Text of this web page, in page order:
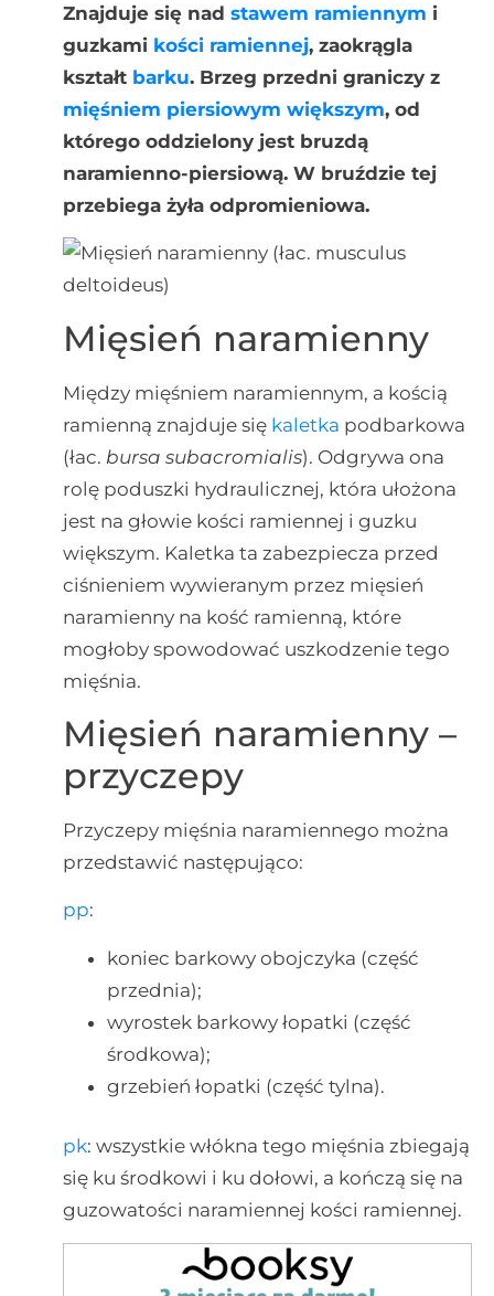
Znajduje się nad stawem ramiennym i
guzkami kości ramiennej, zaokrągla
kształt barku. Brzeg przedni graniczy z
mięśniem piersiowym większym, od
którego oddzielony jest bruzdą
naramienno-piersiową. W bruździe tej
przebiega żyła odpromieniowa.
Mięsień naramienny
Między mięśniem naramiennym, a kością
ramienną znajduje się kaletka podbarkowa
(łac. bursa subacromialis). Odgrywa ona
rolę poduszki hydraulicznej, która ułożona
jest na głowie kości ramiennej i guzku
większym. Kaletka ta zabezpiecza przed
ciśnieniem wywieranym przez mięsień
naramienny na kość ramienną, które
mogłoby spowodować uszkodzenie tego
mięśnia.
Mięsień naramienny –
przyczepy
Przyczepy mięśnia naramiennego można
przedstawić następująco:
pp:
koniec barkowy obojczyka (część
przednia);
wyrostek barkowy łopatki (część
środkowa);
grzebień łopatki (część tylna).
pk: wszystkie włókna tego mięśnia zbiegają
się ku środkowi i ku dołowi, a kończą się na
guzowatości naramiennej kości ramiennej.